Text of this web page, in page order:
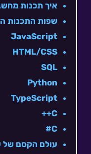
איך תכנות
שפות התכנות
JavaScript
HTML/CSS
SQL
Python
TypeScript
C++
C#
עולם הקסם של